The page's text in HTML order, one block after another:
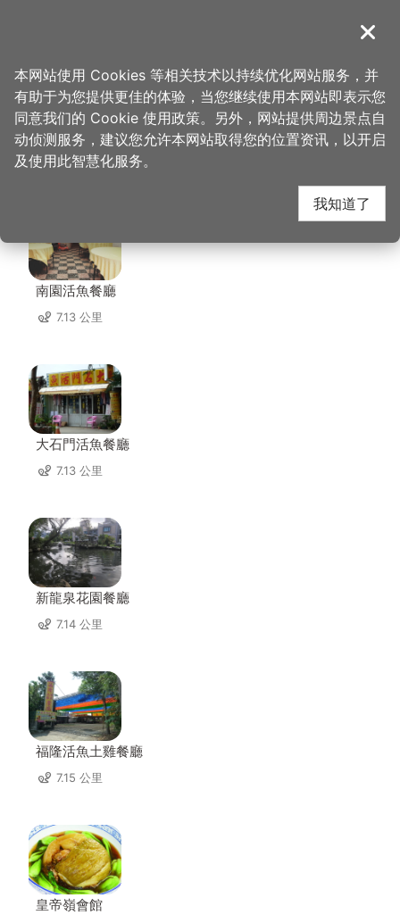
導覽
首页 > 想去的地方 > 美食、购物 > 卡萨义式披萨
卡萨义式披萨 周边店家
南園活魚餐廳
7.13 公里
大石門活魚餐廳
7.13 公里
新龍泉花園餐廳
7.14 公里
福隆活魚土雞餐廳
7.15 公里
皇帝嶺會館
关闭
本网站使用 Cookies 等相关技术以持续优化网站服务，并
有助于为您提供更佳的体验，当您继续使用本网站即表示您
同意我们的 Cookie 使用政策。另外，网站提供周边景点自
动侦测服务，建议您允许本网站取得您的位置资讯，以开启
及使用此智慧化服务。
我知道了